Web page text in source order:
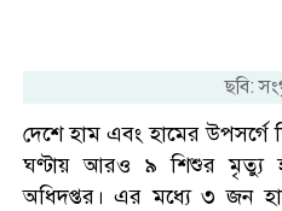
ছবি:
দেশে হাম এবং হামের
ঘণ্টায় আরও ৯ শিশুর মৃত্যু
অধিদপ্তর। এর মধ্যে ৩ জন